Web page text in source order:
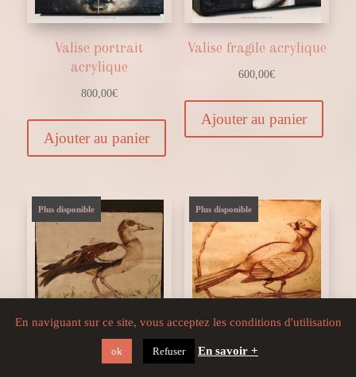
Valise portrait
acrylique
800,00€
Ajouter au panier
Valise fragile acrylique
600,00€
Ajouter au panier
Plus disponible
Canard encre de chine
Plus disponible
Oiseau encre
En naviguant sur ce site, vous acceptez les conditions d'utilisation
ok Refuser En savoir +